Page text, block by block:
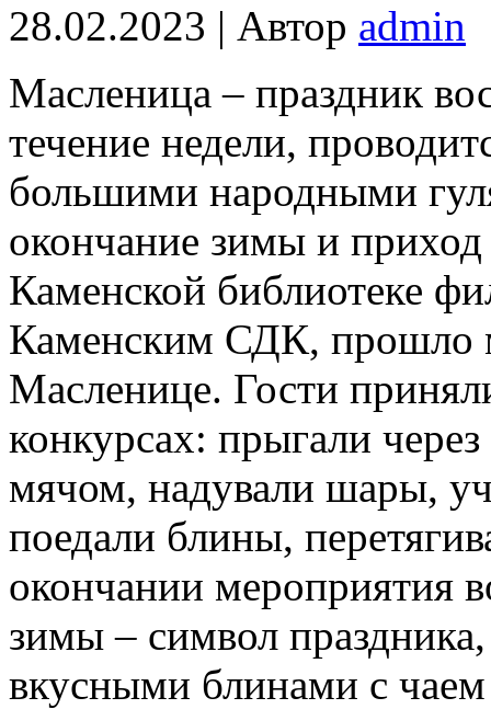
28.02.2023 | Автор admin
Масленица – праздник
течение недели,
большими народными
окончание зимы и
Каменской библиотеке
Каменским СДК, прошло
Масленице. Гости
конкурсах: прыгали
мячом, надували шары,
поедали блины,
окончании мероприятия
зимы – символ
вкусными блинами с